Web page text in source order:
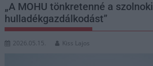
„A MOHU tönkretenné a szolnoki
hulladékgazdálkodást”
2026.05.15. Kiss Lajos